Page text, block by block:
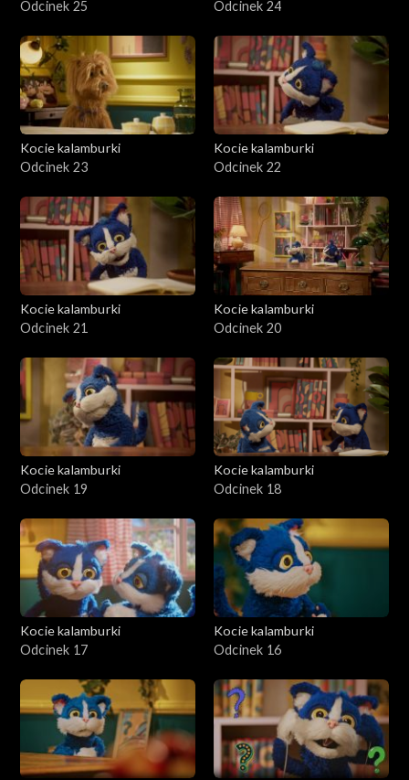
Odcinek 25 Odcinek 24
Kocie kalamburki
Odcinek 23
Kocie kalamburki
Odcinek 22
Kocie kalamburki
Odcinek 21
Kocie kalamburki
Odcinek 20
Kocie kalamburki
Odcinek 19
Kocie kalamburki
Odcinek 18
Kocie kalamburki
Odcinek 17
Kocie kalamburki
Odcinek 16